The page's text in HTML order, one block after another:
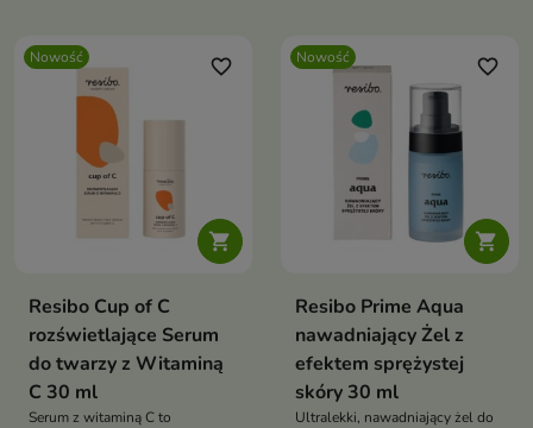
niacynamidem, żeń-szeniem i
elastyną wspiera regenerację,
elastyczność oraz komfort skóry
Nowość

favorite_border
Resibo Cup of C
rozświetlające Serum
do twarzy z Witaminą
C 30 ml
Serum z witaminą C to
Nowość

favorite_border
Resibo Prime Aqua
nawadniający Żel z
efektem sprężystej
skóry 30 ml
Ultralekki, nawadniający żel do